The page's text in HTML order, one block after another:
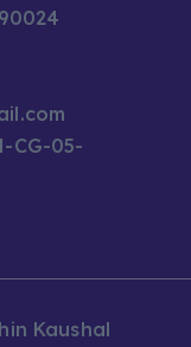
CG-05-
Kaushal